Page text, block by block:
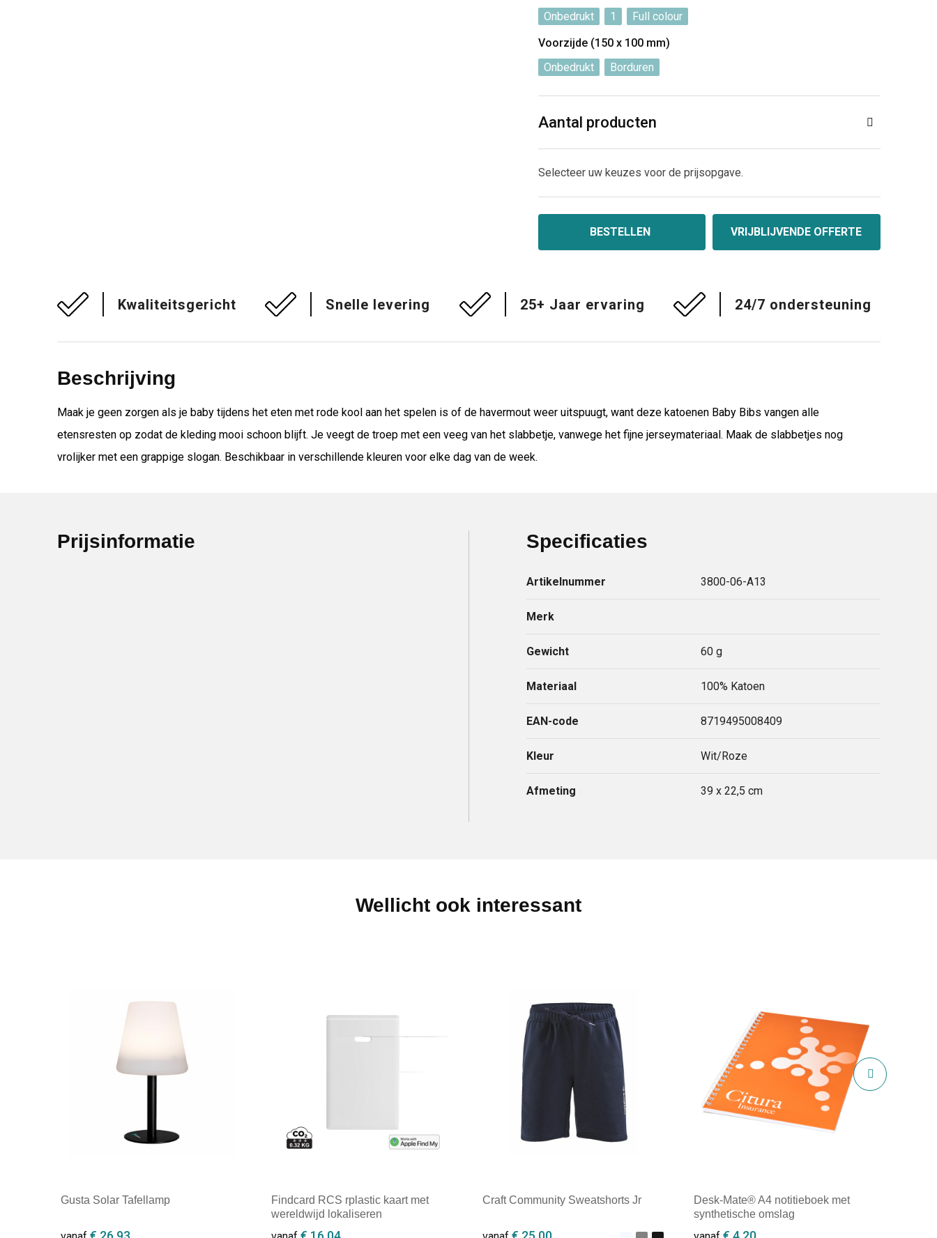
Onbedrukt
1
Full colour
Voorzijde (150 x 100 mm)
Onbedrukt
Borduren
Aantal producten
Selecteer uw keuzes voor de prijsopgave.
BESTELLEN VRIJBLIJVENDE OFFERTE
Kwaliteitsgericht Snelle levering 25+ Jaar ervaring 24/7 ondersteuning
Beschrijving
Maak je geen zorgen als je baby tijdens het eten met rode kool aan het spelen is of de havermout weer uitspuugt, want deze katoenen Baby Bibs vangen alle
etensresten op zodat de kleding mooi schoon blijft. Je veegt de troep met een veeg van het slabbetje, vanwege het fijne jerseymateriaal. Maak de slabbetjes nog
vrolijker met een grappige slogan. Beschikbaar in verschillende kleuren voor elke dag van de week.
Prijsinformatie Specificaties
Artikelnummer 3800-06-A13
Merk
Gewicht 60 g
Materiaal 100% Katoen
EAN-code 8719495008409
Kleur Wit/Roze
Afmeting 39 x 22,5 cm
Wellicht ook interessant
Gusta Solar Tafellamp
Findcard RCS rplastic kaart met
wereldwijd lokaliseren
Craft Community Sweatshorts Jr
Desk-Mate® A4 notitieboek met
synthetische omslag